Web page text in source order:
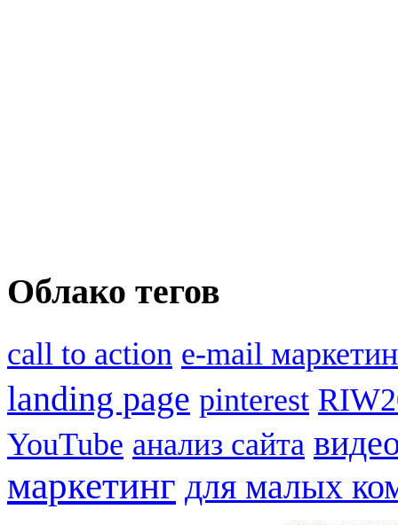
Облако тегов
call to action e-mail
landing page pinterest
YouTube анализ сайта
маркетинг для малых